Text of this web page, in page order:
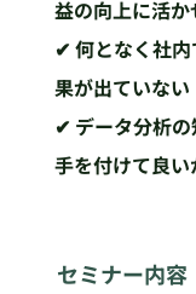
益の向上に活
✔ 何となく社
果が出ていない
✔ データ分析
手を付けて良
セミナー内容